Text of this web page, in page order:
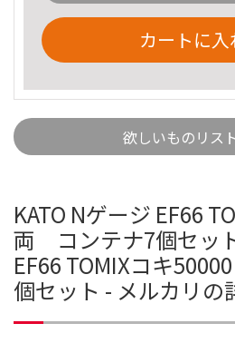
カートに入
欲しいものリス
KATO Nゲージ EF66
両 コンテナ7個セッ
EF66 TOMIXコキ
個セット - メルカリの